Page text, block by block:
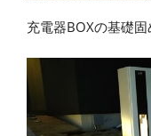
充電器BOXの基礎